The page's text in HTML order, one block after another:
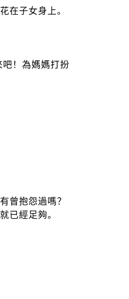
在子女身上。
！為媽媽打扮
曾抱怨過嗎？
已經足夠。